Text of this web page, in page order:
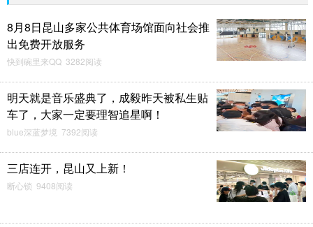
8月8日昆山多家公共体育场馆面向社会推
出免费开放服务
快到碗里来QQ 3282阅读
明天就是音乐盛典了，成毅昨天被私生贴
车了，大家一定要理智追星啊！
blue深蓝梦境 7392阅读
三店连开，昆山又上新！
断心锁 9408阅读